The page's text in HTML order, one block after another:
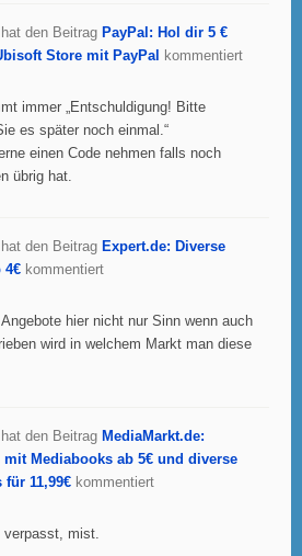
hat den Beitrag PayPal: Hol dir 5 €
Store mit PayPal kommentiert
immer „Entschuldigung! Bitte
es später noch einmal.“
einen Code nehmen falls noch
übrig hat.
hat den Beitrag Expert.de: Diverse
4€ kommentiert
hier nicht nur Sinn wenn auch
wird in welchem Markt man diese
hat den Beitrag MediaMarkt.de:
mit Mediabooks ab 5€ und diverse
für 11,99€ kommentiert
verpasst, mist.